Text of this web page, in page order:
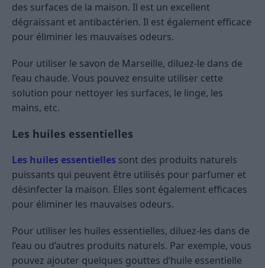
des surfaces de la maison. Il est un excellent
dégraissant et antibactérien. Il est également efficace
pour éliminer les mauvaises odeurs.
Pour utiliser le savon de Marseille, diluez-le dans de
l’eau chaude. Vous pouvez ensuite utiliser cette
solution pour nettoyer les surfaces, le linge, les
mains, etc.
Les huiles essentielles
Les huiles essentielles sont des produits naturels
puissants qui peuvent être utilisés pour parfumer et
désinfecter la maison. Elles sont également efficaces
pour éliminer les mauvaises odeurs.
Pour utiliser les huiles essentielles, diluez-les dans de
l’eau ou d’autres produits naturels. Par exemple, vous
pouvez ajouter quelques gouttes d’huile essentielle